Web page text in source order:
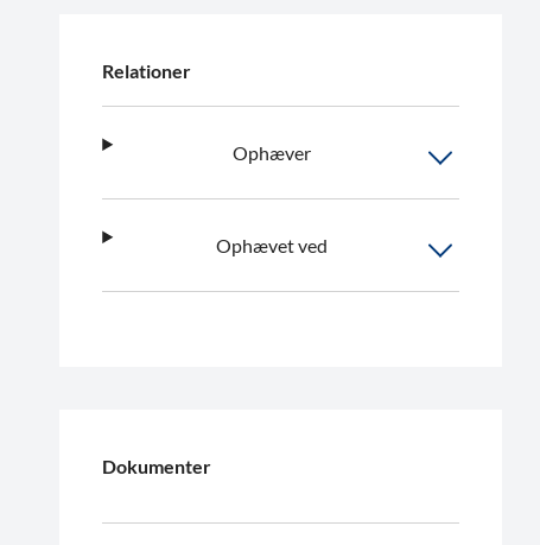
Relationer
Ophæver
Ophævet ved
Dokumenter